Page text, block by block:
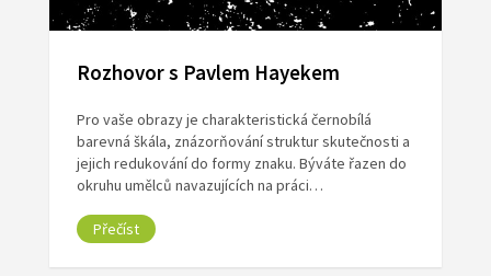
Rozhovor s Pavlem Hayekem
Pro vaše obrazy je charakteristická černobílá
barevná škála, znázorňování struktur skutečnosti a
jejich redukování do formy znaku. Býváte řazen do
okruhu umělců navazujících na práci…
Přečíst